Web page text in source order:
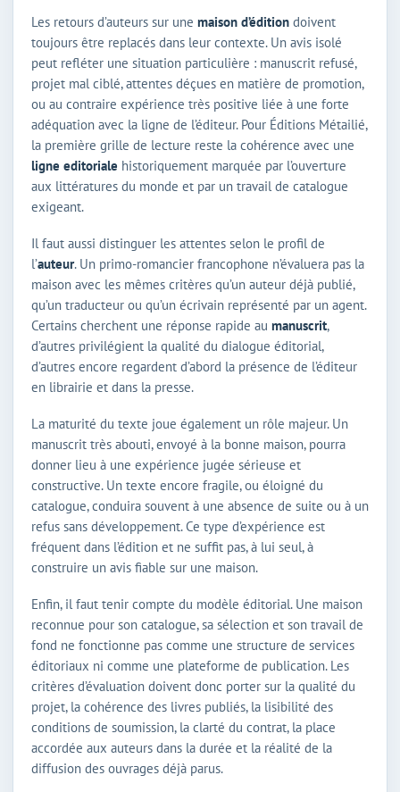
Les retours d’auteurs sur une maison d’édition doivent
toujours être replacés dans leur contexte. Un avis isolé
peut refléter une situation particulière : manuscrit refusé,
projet mal ciblé, attentes déçues en matière de promotion,
ou au contraire expérience très positive liée à une forte
adéquation avec la ligne de l’éditeur. Pour Éditions Métailié,
la première grille de lecture reste la cohérence avec une
ligne editoriale historiquement marquée par l’ouverture
aux littératures du monde et par un travail de catalogue
exigeant.
Il faut aussi distinguer les attentes selon le profil de
l’auteur. Un primo-romancier francophone n’évaluera pas la
maison avec les mêmes critères qu’un auteur déjà publié,
qu’un traducteur ou qu’un écrivain représenté par un agent.
Certains cherchent une réponse rapide au manuscrit,
d’autres privilégient la qualité du dialogue éditorial,
d’autres encore regardent d’abord la présence de l’éditeur
en librairie et dans la presse.
La maturité du texte joue également un rôle majeur. Un
manuscrit très abouti, envoyé à la bonne maison, pourra
donner lieu à une expérience jugée sérieuse et
constructive. Un texte encore fragile, ou éloigné du
catalogue, conduira souvent à une absence de suite ou à un
refus sans développement. Ce type d’expérience est
fréquent dans l’édition et ne suffit pas, à lui seul, à
construire un avis fiable sur une maison.
Enfin, il faut tenir compte du modèle éditorial. Une maison
reconnue pour son catalogue, sa sélection et son travail de
fond ne fonctionne pas comme une structure de services
éditoriaux ni comme une plateforme de publication. Les
critères d’évaluation doivent donc porter sur la qualité du
projet, la cohérence des livres publiés, la lisibilité des
conditions de soumission, la clarté du contrat, la place
accordée aux auteurs dans la durée et la réalité de la
diffusion des ouvrages déjà parus.